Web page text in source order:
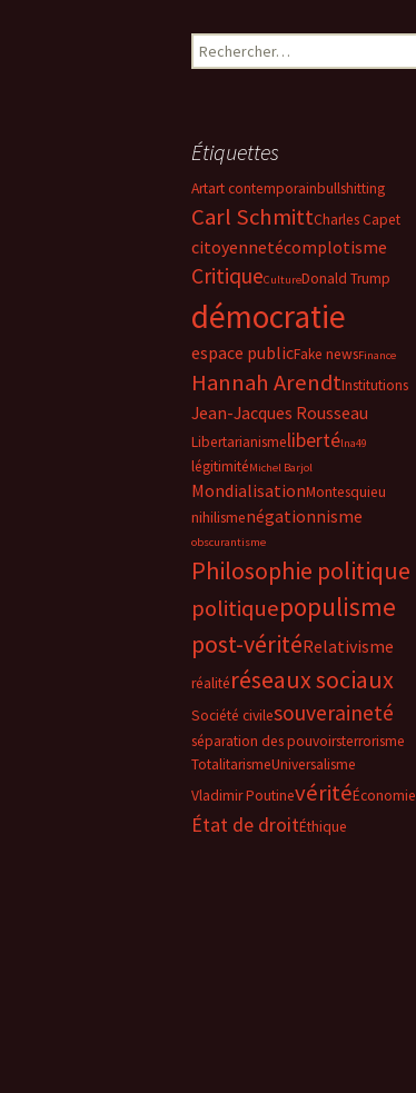
Rechercher :
Étiquettes
Artart contemporainbullshitting
Carl SchmittCharles Capet
citoyennetécomplotisme
CritiqueCultureDonald Trump
démocratie
espace publicFake newsFinance
Hannah ArendtInstitutions
Jean-Jacques Rousseau
Libertarianismelibertélna49
légitimitéMichel Barjol
MondialisationMontesquieu
nihilismenégationnisme
obscurantisme
Philosophie politique
politiquepopulisme
post-véritéRelativisme
réalitéréseaux sociaux
Société civilesouveraineté
séparation des pouvoirsterrorisme
TotalitarismeUniversalisme
Vladimir PoutinevéritéÉconomie
État de droitÉthique